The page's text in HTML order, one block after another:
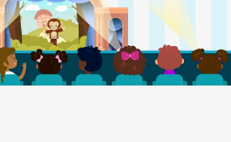
Disminuir texto
Escala de grises